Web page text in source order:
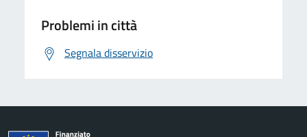
Problemi in città
Segnala disservizio